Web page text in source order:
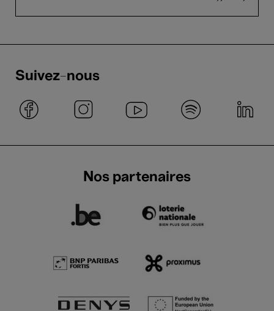
Suivez-nous
Nos partenaires